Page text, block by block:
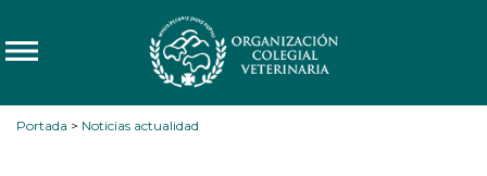
Portada > Noticias actualidad